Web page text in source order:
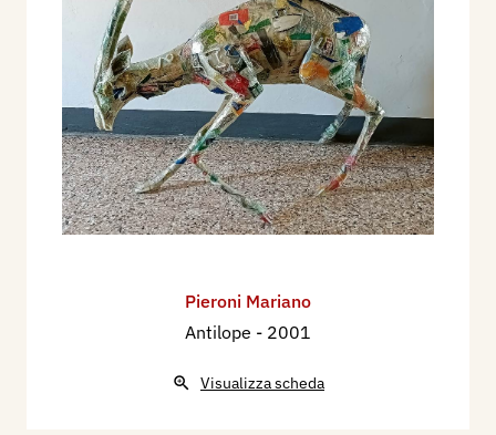
Pieroni Mariano
Antilope - 2001
Visualizza scheda